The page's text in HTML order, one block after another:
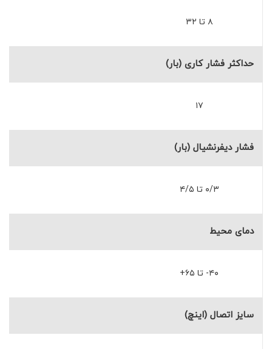
۸ تا ۳۲
حداکثر فشار کاری (بار)
۱۷
فشار دیفرنشیال (بار)
۰/۳ تا ۴/۵
دمای محیط
۴۰- تا ۶۵+
سایز اتصال (اینچ)